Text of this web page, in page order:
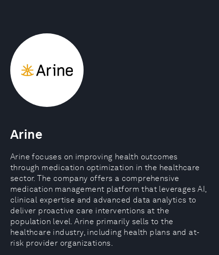
Arine
Arine focuses on improving health outcomes
through medication optimization in the healthcare
sector. The company offers a comprehensive
medication management platform that leverages AI,
clinical expertise and advanced data analytics to
deliver proactive care interventions at the
population level. Arine primarily sells to the
healthcare industry, including health plans and at-
risk provider organizations.